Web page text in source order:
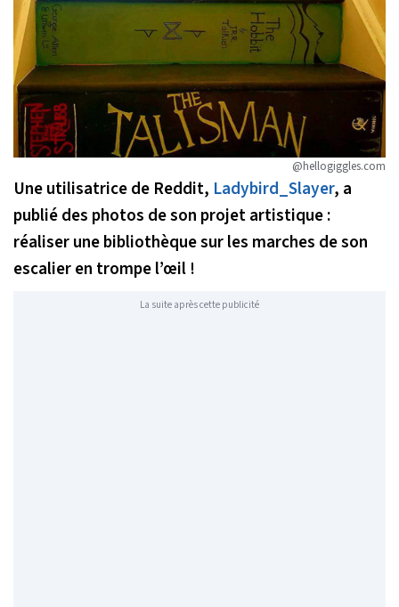
@hellogiggles.com
Une utilisatrice de Reddit, Ladybird_Slayer, a
publié des photos de son projet artistique :
réaliserune bibliothèque sur les marches de son
escalier en trompe l’œil !
La suite après cette publicité